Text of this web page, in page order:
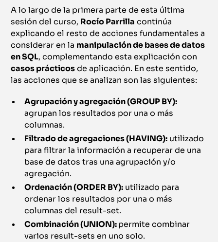
A lo largo de la primera parte de esta última
sesión del curso, Rocío Parrilla continúa
explicando el resto de acciones fundamentales a
considerar en la manipulación de bases de datos
en SQL, complementando esta explicación con
casos prácticosde aplicación. En este sentido,
las acciones que se analizan son las siguientes:
Agrupación y agregación (GROUP BY):
agrupan los resultados por una o más
columnas.
Filtrado de agregaciones (HAVING): utilizado
para filtrar la información a recuperar de una
base de datos tras una agrupación y/o
agregación.
Ordenación (ORDER BY): utilizado para
ordenar los resultados por una o más
columnas del result-set.
Combinación (UNION):permite combinar
varios result-sets en uno solo.